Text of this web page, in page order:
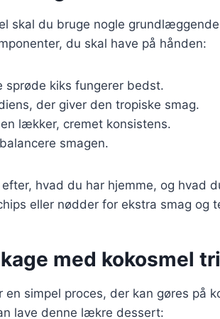
skal du bruge nogle
du skal have på hånden:
sprøde kiks fungerer bedst.
der giver den tropiske smag.
lækker, cremet konsistens.
smagen.
hvad du har hjemme, og hvad
eller nødder for ekstra smag og
med kokosmel
en simpel proces, der kan gøres på
lave denne lækre dessert: